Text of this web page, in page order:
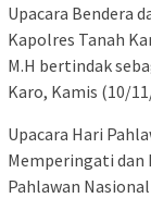
Upacara Bendera
Kapolres Tanah
M.H bertindak
Karo, Kamis (10/
Upacara Hari
Memperingati dan
Pahlawan